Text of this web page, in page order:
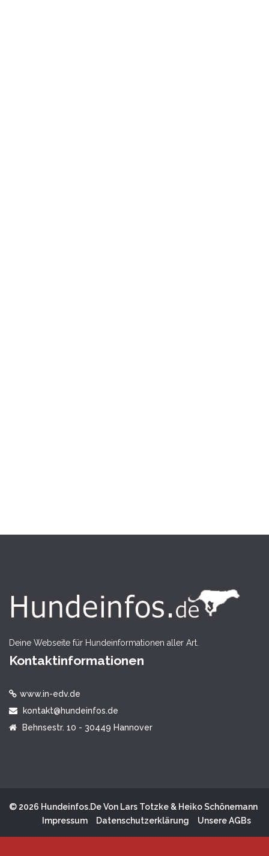
Deine Webseite für Hundeinformationen aller Art.
Kontaktinformationen
www.in-edv.de
kontakt@hundeinfos.de
Behnsestr. 10 - 30449 Hannover
© 2026 Hundeinfos.de Von Lars Totzke & Heiko Schönemann
Impressum
Datenschutzerklärung Unsere AGBs